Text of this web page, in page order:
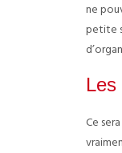
ne
petite
Les
Ce